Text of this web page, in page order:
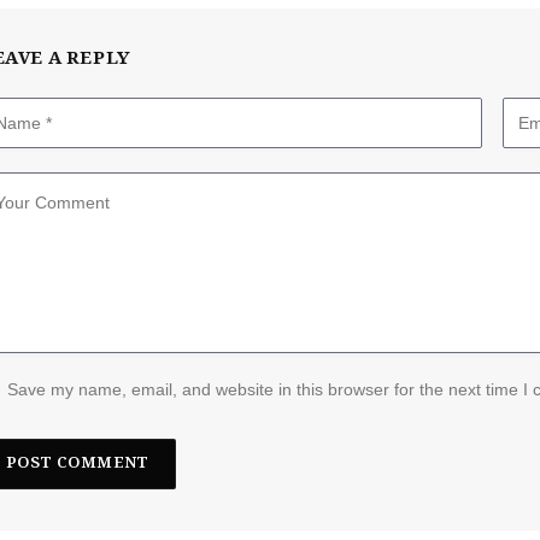
A REPLY
Save my name, email, and website in this browser for the next time I